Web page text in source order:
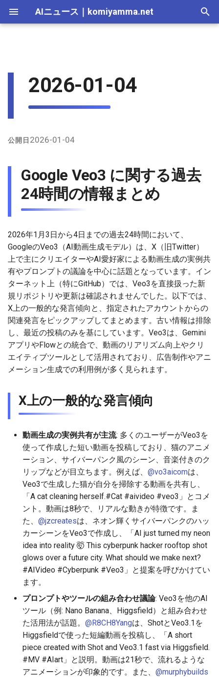
AIニュース komiyamma.net
a
l
s
e
a
r
h
2026-07-16
2026-07-12
2026-07-10
2026-07-09
2026-07-08
2026-07-07
2026-07-06
2026-07-05
2026-07-03
2026-07-01
2026-06-30
2026-06-29
2026-06-28
2026-06-26
2026-06-25
2026-06-24
2026-06-23
2026-06-22
2026-06-21
AI 総合｜2025年 2025-12-30
2025-12-26
2025-12-24
2025-12-23
2025-12-22
2025-12-21
2025-12-20
2025-12-19
2025-12-17
2025-12-15
2025-12-14
2025-12-13
2025-12-12
2025-12-11
2025-12-10
2025-12-09
2025-12-08
2025-12-07
2025-12-06
2026-07-16
2026-07-12
2026-07-10
2026-07-09
2026-07-08
2026-07-07
2026-07-06
2026-07-05
2026-07-03
2026-07-01
2026-06-30
2026-06-29
2026-06-28
2026-06-26
2026-06-25
2026-06-24
2026-06-23
2026-06-22
2026-06-21
生成AI｜2025年 2025-12-30
2025-12-26
2025-12-24
2025-12-23
2025-12-22
2025-12-21
2025-12-20
2025-12-19
2025-12-17
2025-12-15
2025-12-14
2025-12-13
2025-12-12
2025-12-11
2025-12-10
2025-12-09
2025-12-08
2025-12-07
2025-12-06
2026-07-05
2026-05-31
2026-05-17
2026-05-10
2026-05-03
2026-04-26
2026-04-19
2026-04-15
2026-07-10
2026-06-12
2026-07-05
2026-06-07
2026-05-24
2026-05-17
2026-05-10
2026-05-03
2026-04-26
2026-04-19
2026-04-05
2026-03-22
2026-03-15
2026-03-08
2026-03-01
2026-02-22
2026-02-15
2026-02-08
2026-02-01
2026-01-25
2026-01-18
エディタ－｜2025年 2025-12-21
2025-11-30
2025-11-16
2025-11-09
2025-11-02
2025-10-26
2025-10-19
2025-10-12
2025-10-02
2025-09-24
2025-09-21
2025-09-19
2026-07-05
2026-06-07
2026-05-24
2026-05-17
2026-05-10
2026-05-03
2026-04-26
2026-04-19
2026-04-05
2026-03-22
2026-03-15
2026-03-08
2026-03-01
2026-02-22
2026-02-15
2026-02-08
2026-02-05
2026-07-05
2026-06-07
2026-05-24
2026-05-17
2026-05-10
2026-05-03
2026-04-26
2026-04-19
2026-04-05
2026-03-22
2026-03-15
2026-03-08
2026-03-01
2026-02-22
2026-02-15
2026-02-08
2026-02-01
2026-01-25
2026-01-18
MCP｜2025年 2025-12-21
2025-11-23
2025-11-09
2025-11-02
2025-10-26
2025-10-19
2025-10-12
2025-10-05
2026-07-16
2026-07-12
2026-07-10
2026-07-09
2026-07-08
2026-07-07
2026-07-05
2026-07-04
2026-07-02
2026-06-30
2026-06-29
2026-06-28
2026-06-26
2026-06-25
2026-06-24
2026-06-23
2026-06-21
2026-06-20
2026-06-19
Nano Banana｜2025年 2025-12-30
2025-12-26
2025-12-24
2025-12-23
2025-12-22
2025-12-21
2025-12-20
2025-12-19
2025-12-17
2025-12-15
2025-12-14
2025-12-13
2025-12-12
2025-12-11
2025-12-10
2025-12-09
2025-12-08
2025-12-07
2025-12-06
2026-07-05
2026-06-07
2026-05-24
2026-05-17
2026-05-10
2026-05-03
2026-04-26
2026-04-19
2026-04-05
2026-03-22
2026-03-15
2026-03-08
2026-03-01
2026-02-22
2026-02-15
2026-02-08
2026-02-01
2026-01-25
2026-01-18
Adobe Firefly｜2025年 2025-12-21
2025-11-23
2025-11-09
2025-11-02
2025-10-26
2025-10-19
2025-10-12
2025-10-05
2025-09-27
2026-07-05
2026-06-14
2026-07-05
2026-06-07
2026-05-10
2026-05-03
2026-04-26
2026-04-19
2026-04-12
2026-04-07
2026-03-29
2026-03-15
2026-03-08
2026-03-01
2026-02-22
2026-02-15
2026-02-08
2026-02-01
2026-01-25
2026-01-18
2026-01-13
時間の情報まとめ
発言（詳細まとめ）
2025-12-30
2025-12-28
2025-12-26
2025-12-25
2025-12-24
2025-12-23
2025-12-22
2025-12-21
2025-12-20
2025-12-19
2025-12-17
2025-12-15
2025-12-14
2025-12-13
2025-12-12
2025-12-11
2025-12-10
2025-12-09
2025-12-08
2025-12-07
2025-12-06
2026-07-05
2026-06-07
2026-05-24
2026-05-17
2026-05-10
2026-05-03
2026-04-26
2026-04-19
2026-04-05
2026-03-22
2026-03-15
2026-03-08
2026-03-01
2026-02-22
2026-02-15
2026-02-08
2026-02-01
2026-01-25
2026-01-18
Suno｜2025年 2025-12-21
2026-07-15
2026-07-11
2026-07-09
2026-07-08
2026-07-07
2026-07-06
2026-07-05
2026-07-04
2026-07-02
2026-06-30
2026-06-29
2026-06-28
2026-06-27
2026-06-26
2026-06-25
2026-06-24
2026-06-23
2026-06-22
2026-06-21
2026-07-04
2026-06-10
2026-05-30
2026-05-23
2026-05-19
2026-05-18
2026-07-04
2026-06-06
2026-05-23
2026-05-19
2026-07-15
2026-07-11
2026-07-08
2026-07-07
2026-07-06
2026-07-05
2026-07-04
2026-07-02
2026-06-30
2026-06-28
2026-06-25
2026-06-24
2026-06-23
2026-06-22
2026-06-21
2026-06-20
2026-06-18
2026-06-17
2026-06-16
2026-07-05
2026-06-07
2026-05-24
2026-05-17
2026-05-10
2026-05-03
2026-04-26
2026-04-19
2026-04-05
2026-01-04
公開日 2026-01-04
Google Veo3 に関する過去
24時間の情報まとめ
2026年1月3日から4日までの過去24時間において、
GoogleのVeo3（AI動画生成モデル）は、X（旧Twitter）
上で主にクリエイターやAI愛好家による動画生成の実例共
有やプロンプトの議論を中心に話題となっています。イン
ターネット上（特にGitHub）では、Veo3を直接扱った新
規リポジトリや更新は確認されませんでした。以下では、
X上の一般的な発言傾向と、指定されたアカウントからの
関連発言をピックアップしてまとめます。古い情報は排除
し、最近の投稿のみを基にしています。Veo3は、Gemini
アプリやFlowとの統合で、動画のリアリズム向上やクリ
エイティブツールとして活用されており、広告制作やアニ
メーション生成での利用例が多く見られます。
X上の一般的な発言傾向
動画生成の実例共有が主流: 多くのユーザーがVeo3を
使って作成した短い動画を投稿しており、猫のアニメ
ーション、サイバーパンク風のシーン、音楽付きのク
リップなどが目立ちます。例えば、 @vo3aicomは、
Veo3で生成した猫が自分を掃除する動画を共有し、
「A cat cleaning herself.#Cat #aivideo #veo3」とコメ
ント。動画は8秒で、リアルな動きが特徴です。ま
た、 @jzcreatesは、ネオン輝くサイバーパンクのハッ
カーシーンをVeo3で作成し、「AI just turned my neon
idea into reality 🤯 This cyberpunk hacker rooftop shot
glows over a future city. What should we make next?
#AIVideo #Cyberpunk #Veo3」と提案を呼びかけてい
ます。
プロンプトやツールの組み合わせ議論: Veo3を他のAI
ツール（例: Nano Banana、Higgsfield）と組み合わせ
た活用法が話題。 @R8CH8Yangは、ShotとVeo3.1を
Higgsfieldで使った短編動画を投稿し、「A short
piece created with Shot and Veo3.1 fast via Higgsfield.
#MV #AIart」と説明。動画は21秒で、流れるような
アニメーションが印象的です。また、 @murphybuilds